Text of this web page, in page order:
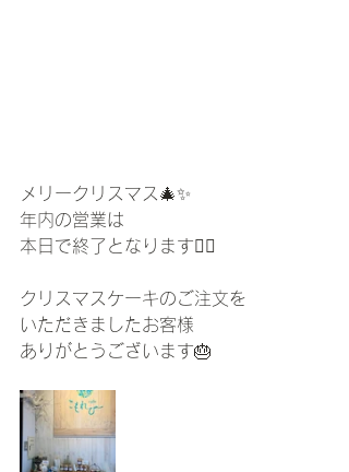
メリークリスマス🎄✨
年内の営業は
本日で終了となります🙇‍♀️
クリスマスケーキのご注文を
いただきましたお客様
ありがとうございます🎂